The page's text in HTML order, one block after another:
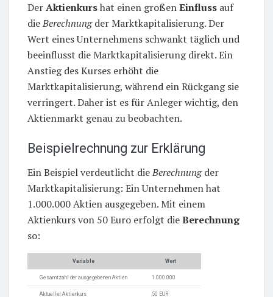
DerAktienkurshat einen großenEinfluss auf
dieBerechnungder Marktkapitalisierung. Der
Wert eines Unternehmens schwankt täglich und
beeinflusst die Marktkapitalisierung direkt. Ein
Anstieg des Kurses erhöht die
Marktkapitalisierung, während ein Rückgang sie
verringert. Daher ist es für Anleger wichtig, den
Aktienmarkt genau zu beobachten.
Beispielrechnung zur Erklärung
Ein Beispiel verdeutlicht dieBerechnungder
Marktkapitalisierung: Ein Unternehmen hat
1.000.000 Aktien ausgegeben. Mit einem
Aktienkurs von 50 Euro erfolgt dieBerechnung
so:
Variable Wert
Gesamtzahl der ausgegebenen Aktien 1.000.000
Aktueller Aktienkurs 50 EUR